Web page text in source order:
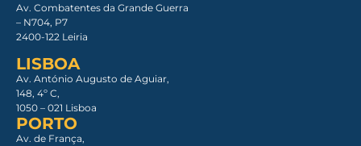
Av. Combatentes da Grande Guerra
– N704, P7
2400-122 Leiria
LISBOA
Av. António Augusto de Aguiar,
148, 4º C,
1050 – 021 Lisboa​
PORTO
Av. de França,